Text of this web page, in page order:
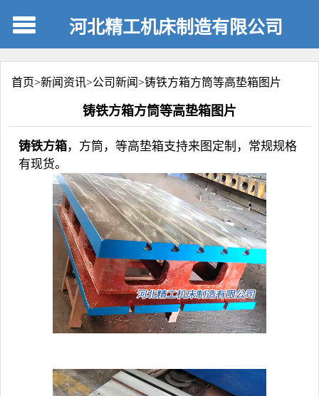
河北精工机床制造有限公司
首页>新闻资讯>公司新闻>铸铁方箱方筒等高垫箱图片
铸铁方箱方筒等高垫箱图片
铸铁方箱，方筒，等高垫箱支持来图定制，常规规格
有现货。